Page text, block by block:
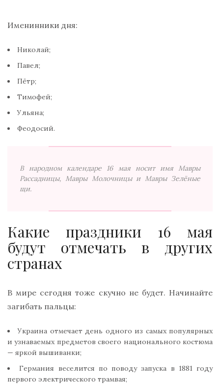
Именинники дня:
Николай;
Павел;
Пётр;
Тимофей;
Ульяна;
Феодосий.
В народном календаре 16 мая носит имя Мавры
Рассадницы, Мавры Молочницы и Мавры Зелёные
щи.
Какие праздники 16 мая
будут отмечать в других
странах
В мире сегодня тоже скучно не будет. Начинайте
загибать пальцы:
Украина отмечает день одного из самых популярных
и узнаваемых предметов своего национального костюма
— яркой вышиванки;
Германия веселится по поводу запуска в 1881 году
первого электрического трамвая;